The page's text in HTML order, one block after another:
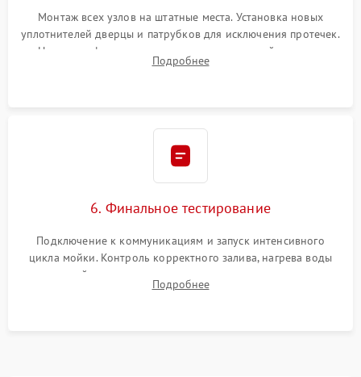
Монтаж всех узлов на штатные места. Установка новых
уплотнителей дверцы и патрубков для исключения протечек.
Надежная фиксация хомутов гидравлической системы,
сборка корпуса и установка датчика поплавка.
Подробнее
6. Финальное тестирование
Подключение к коммуникациям и запуск интенсивного
цикла мойки. Контроль корректного залива, нагрева воды
до нужной температуры, отсутствия посторонних шумов,
штатного слива и абсолютной сухости в поддоне.
Подробнее